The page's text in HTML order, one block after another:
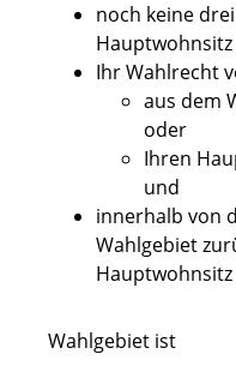
noch keine
Ihr Wahlrecht
aus dem
oder
Ihren
und
innerhalb von
Wahlgebiet
Wahlgebiet ist